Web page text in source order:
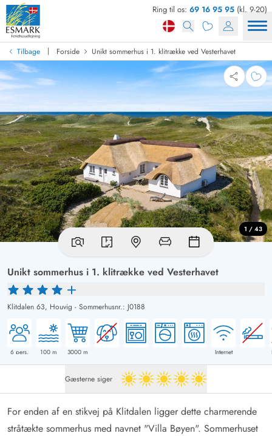
Ring til os: 69 16 95 95 (kl. 9-20)
Tilbage | Forside Unikt sommerhus i 1. klitrække ved Vesterhavet
Unikt sommerhus i 1. klitrække ved Vesterhavet
Klitdalen 63, Houvig - Sommerhusnr.: J0188
6 pers. 100 m 3000 m Internet
1 / 43
Gæsterne siger 5 ud af 5
For enden af en stikvej på Klitdalen ligger dette charmerende
stråtækte sommerhus med navnet "Villa Bøyen". Sommerhuset